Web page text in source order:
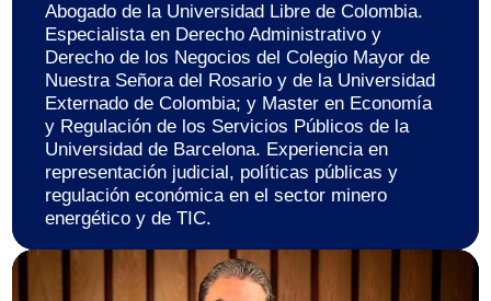
Abogado de la Universidad Libre de Colombia.
Especialista en Derecho Administrativo y
Derecho de los Negocios del Colegio Mayor de
Nuestra Señora del Rosario y de la Universidad
Externado de Colombia; y Master en Economía
y Regulación de los Servicios Públicos de la
Universidad de Barcelona. Experiencia en
representación judicial, políticas públicas y
regulación económica en el sector minero
energético y de TIC.